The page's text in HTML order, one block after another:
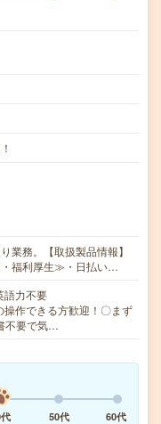
業務。【取扱製品情報】
福利厚生≫・日払い…
語力不要
作できる方歓迎！〇まず
不要で気…
50代 60代